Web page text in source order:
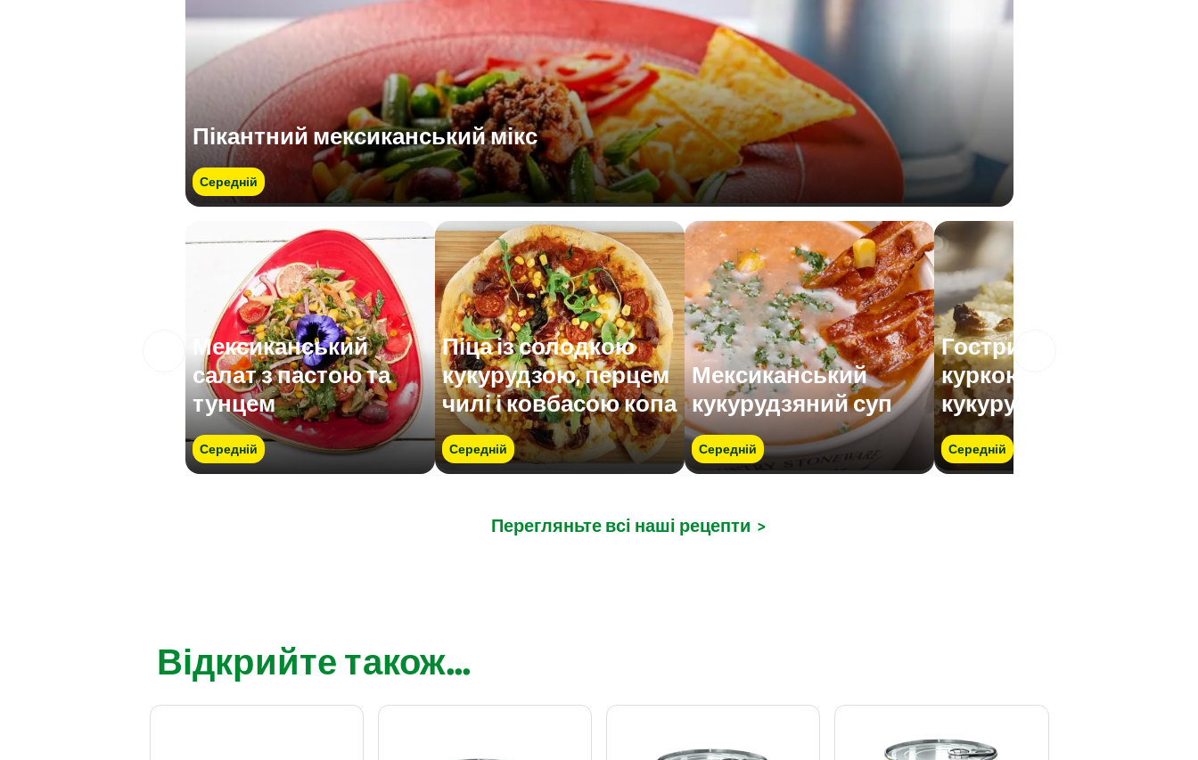
Пікантний мексиканський мікс
Середній
Мексиканський
салат з пастою та
тунцем
Середній
Піца із солодкою
кукурудзою, перцем
чилі і ковбасою копа
Середній
Мексиканський
кукурудзяний суп
Середній
Гострий кіш з
куркою та
кукурудзою
Середній
Перегляньте всі наші рецепти >
Відкрийте також...